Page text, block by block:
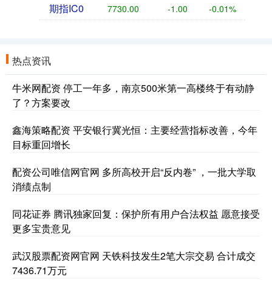
期指IC0 7730.00 -1.00 -0.01%
热点资讯
牛米网配资 停工一年多，南京500米第一高楼终于有动静
了？方案要改
鑫海策略配资 平安银行冀光恒：主要经营指标改善，今年
目标重回增长
配资公司唯信网官网 多所高校开启“反内卷” ，一批大学取
消绩点制
同花证券 腾讯独家回复：保护所有用户合法权益 愿意接受
更多宝贵意见
武汉股票配资网官网 天铁科技发生2笔大宗交易 合计成交
7436.71万元